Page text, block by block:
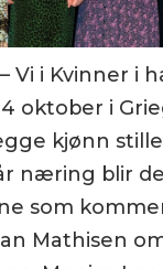
– Vi i Kvinner i
oktober i
kjønn
næring blir
som
Mathisen